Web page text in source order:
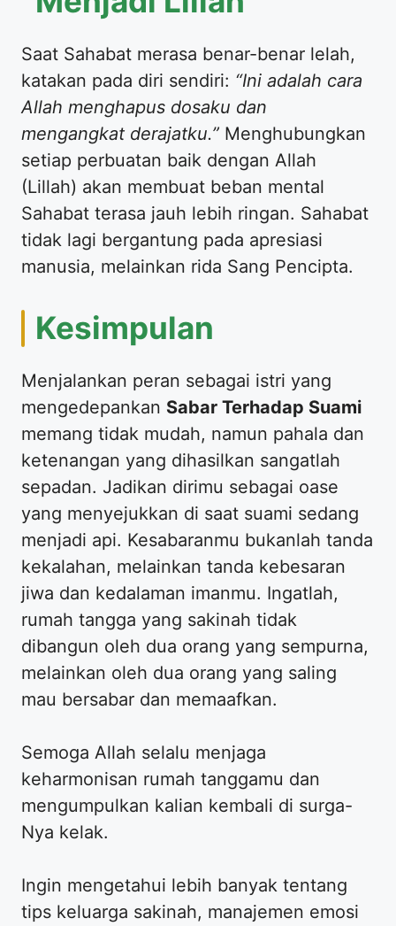
​Saat Sahabat merasa benar-benar lelah,
katakan pada diri sendiri: “Ini adalah cara
Allah menghapus dosaku dan
mengangkat derajatku.” Menghubungkan
setiap perbuatan baik dengan Allah
(Lillah) akan membuat beban mental
Sahabat terasa jauh lebih ringan. Sahabat
tidak lagi bergantung pada apresiasi
manusia, melainkan rida Sang Pencipta.
​Kesimpulan
​Menjalankan peran sebagai istri yang
mengedepankan Sabar Terhadap Suami
memang tidak mudah, namun pahala dan
ketenangan yang dihasilkan sangatlah
sepadan. Jadikan dirimu sebagai oase
yang menyejukkan di saat suami sedang
menjadi api. Kesabaranmu bukanlah tanda
kekalahan, melainkan tanda kebesaran
jiwa dan kedalaman imanmu. Ingatlah,
rumah tangga yang sakinah tidak
dibangun oleh dua orang yang sempurna,
melainkan oleh dua orang yang saling
mau bersabar dan memaafkan.
​Semoga Allah selalu menjaga
keharmonisan rumah tanggamu dan
mengumpulkan kalian kembali di surga-
Nya kelak.
​Ingin mengetahui lebih banyak tentang
tips keluarga sakinah, manajemen emosi